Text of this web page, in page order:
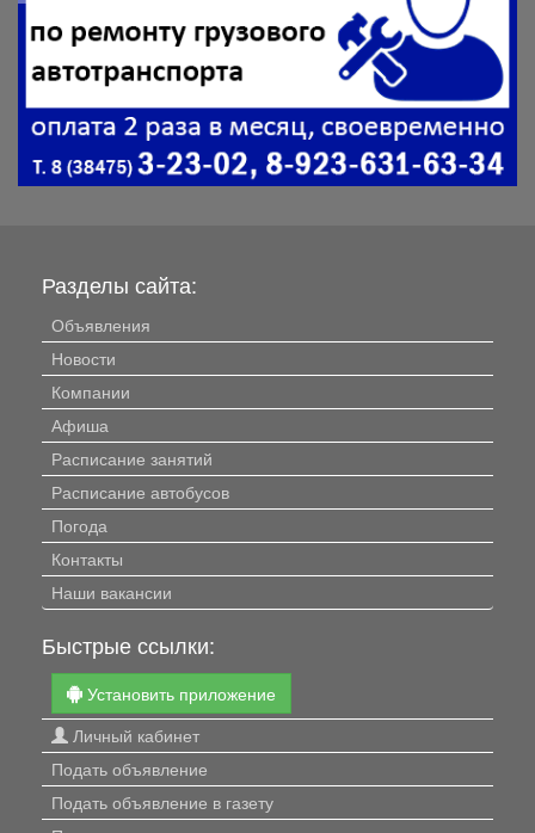
Разделы сайта:
Объявления
Новости
Компании
Афиша
Расписание занятий
Расписание автобусов
Погода
Контакты
Наши вакансии
Быстрые ссылки:
Установить приложение
Личный кабинет
Подать объявление
Подать объявление в газету